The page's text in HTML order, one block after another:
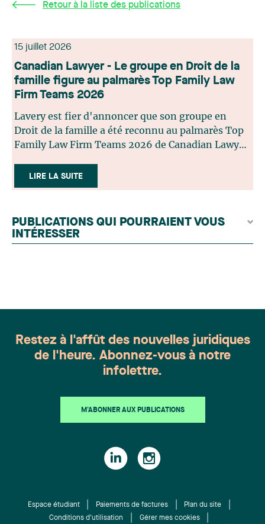
Retour à la liste des publications
15 juillet 2026
Canadian Lawyer - Le groupe en Droit de la
famille figure au palmarès Top Family Law
Firm Teams 2026
Lavery est fier d'annoncer que son groupe en
Droit de la famille a été reconnu au palmarès Top
Family Law Firm Teams 2026 de Canadian Lawyer.
sélection rigoureux, fondé sur des nominations
issues du lectorat, d'associations juridiques et de
par un jury indépendant composé de praticiens
chevronnés en droit de la famille provenant de
l'ensemble du Canada. Cette distinction
LIRE LA SUITE
PUBLICATIONS QUI POURRAIENT VOUS
INTÉRESSER
Restez à l'affût des nouvelles juridiques
de l'heure. Abonnez-vous à notre
infolettre.
M'ABONNER AUX PUBLICATIONS
Espace étudiant Paiements de factures
Plan du site
Conditions d'utilisation
Gérer mes cookies